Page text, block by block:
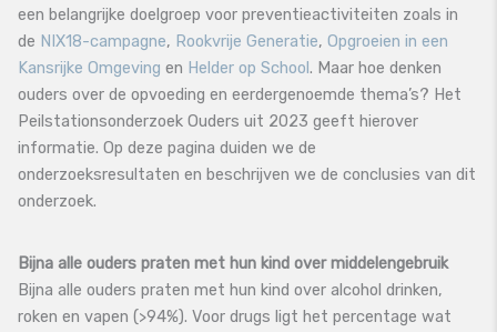
een belangrijke doelgroep voor preventieactiviteiten zoals in
de NIX18-campagne, Rookvrije Generatie, Opgroeien in een
Kansrijke Omgeving en Helder op School. Maar hoe denken
ouders over de opvoeding en eerdergenoemde thema’s? Het
Peilstationsonderzoek Ouders uit 2023 geeft hierover
informatie. Op deze pagina duiden we de
onderzoeksresultaten en beschrijven we de conclusies van dit
onderzoek.
Bijna alle ouders praten met hun kind over middelengebruik
Bijna alle ouders praten met hun kind over alcohol drinken,
roken en vapen (>94%). Voor drugs ligt het percentage wat